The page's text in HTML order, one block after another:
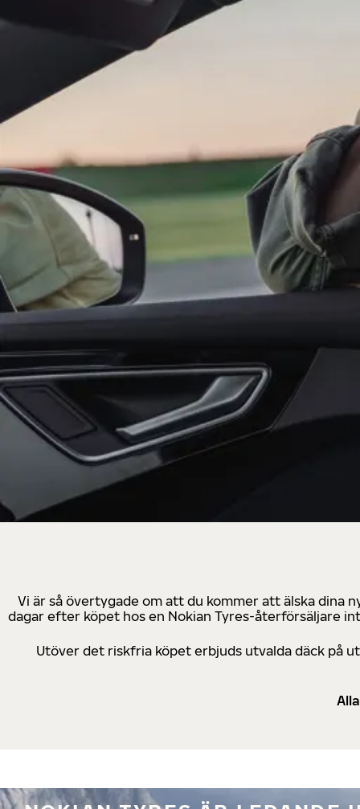
Vi är så övertygade om att du kommer att älska dina
dagar efter köpet hos en Nokian Tyres-återförsäljare
Utöver det riskfria köpet erbjuds utvalda däck på